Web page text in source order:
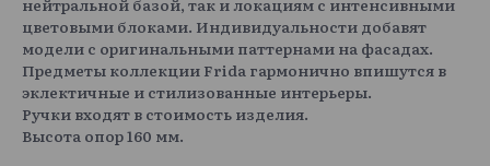
цветовыми блоками. Индивидуальности добавят
модели с оригинальными паттернами на фасадах.
Предметы коллекции Frida гармонично впишутся в
эклектичные и стилизованные интерьеры.
Ручки входят в стоимость изделия.
Высота опор 160 мм.